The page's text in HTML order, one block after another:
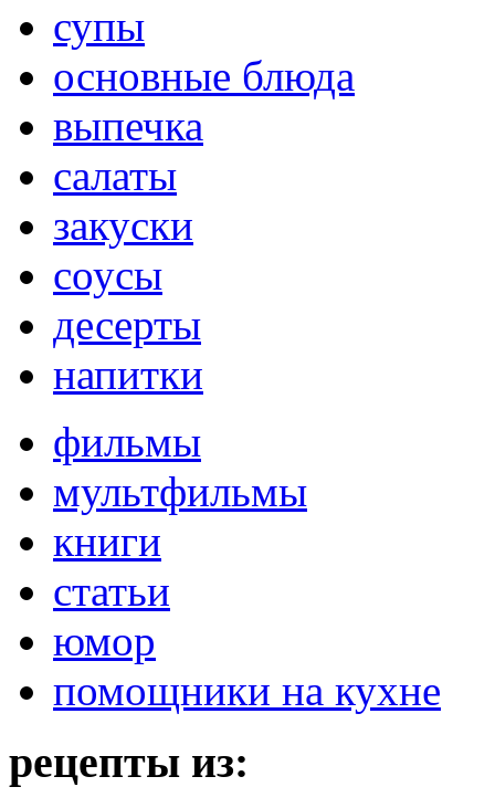
супы
основные блюда
выпечка
салаты
закуски
соусы
десерты
напитки
фильмы
мультфильмы
книги
статьи
юмор
помощники на кухне
рецепты из: